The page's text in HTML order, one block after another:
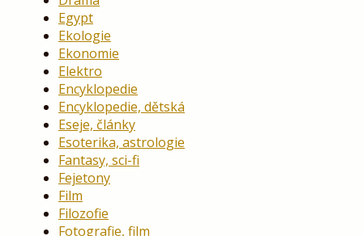
Egypt
Ekologie
Ekonomie
Elektro
Encyklopedie
Encyklopedie, dětská
Eseje, články
Esoterika, astrologie
Fantasy, sci-fi
Fejetony
Film
Filozofie
Fotografie, film